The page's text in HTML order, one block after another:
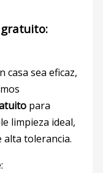
casa sea eficaz,
para
limpieza ideal,
tolerancia.